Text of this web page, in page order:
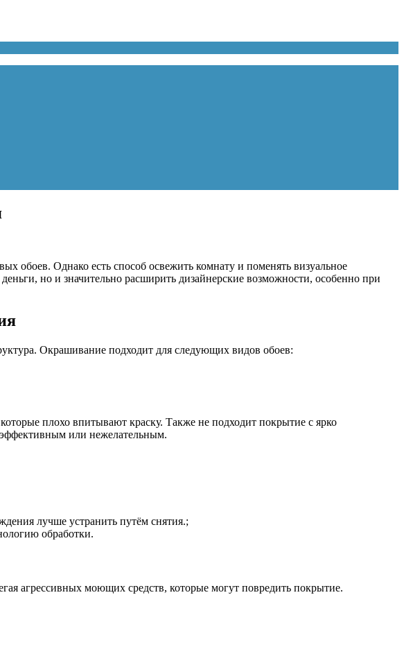
обоев. Однако есть способ освежить комнату и поменять визуальное
но и значительно расширить дизайнерские возможности, особенно при
Окрашивание подходит для следующих видов обоев:
плохо впитывают краску. Также не подходит покрытие с ярко
или нежелательным.
лучше устранить путём снятия.;
обработки.
агрессивных моющих средств, которые могут повредить покрытие.